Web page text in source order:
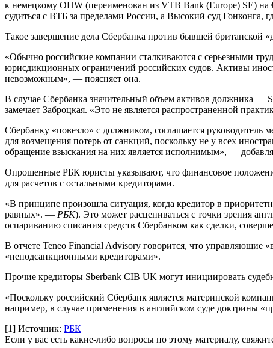
к немецкому OHW (переименован из VTB Bank (Europe) SE) на
судиться с ВТБ за пределами России, а Высокий суд Гонконга,
Такое завершение дела Сбербанка против бывшей британской
«Обычно российские компании сталкиваются с серьезными
юрисдикционных ограничений российских судов. Активы
невозможным», — поясняет она.
В случае Сбербанка значительный объем активов должника
замечает Заброцкая. «Это не является распространенной
Сбербанку «повезло» с должником, соглашается руководитель
для возмещения потерь от санкций, поскольку не у всех
обращение взыскания на них является исполнимым», —
Опрошенные РБК юристы указывают, что финансовое
для расчетов с остальными кредиторами.
«В принципе произошла ситуация, когда кредитор в
равных». — РБК). Это может расцениваться с точки зрения
оспариванию списания средств Сбербанком как сделки,
В отчете Teneo Financial Advisory говорится, что управляющие
«неподсанкционными кредиторами».
Прочие кредиторы Sberbank CIB UK могут инициировать
«Поскольку российский Сбербанк является материнской
например, в случае применения в английском суде доктрины
[1] Источник: РБК
Если у вас есть какие-либо вопросы по этому материалу,